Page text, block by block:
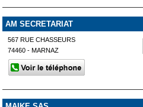
AM SECRETARIAT
567 RUE CHASSEURS
74460 - MARNAZ